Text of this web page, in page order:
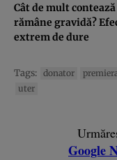
Cât de mult
rămâne gravidă?
extrem de dure
Tags: donator
uter
Google